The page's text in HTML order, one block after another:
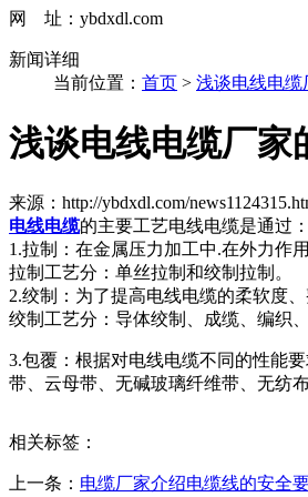
网 址：ybdxdl.com
新闻详细
当前位置： 首页 > 浅谈电线电缆
浅谈电线电缆厂家
来源：http://ybdxdl.com/
电线电缆的主要工艺电线电缆是通过
1.拉制：在金属压力加工中.在外力作
拉制工艺分：单丝拉制和绞制拉制。
2.绞制：为了提高电线电缆的柔软度
绞制工艺分：导体绞制、成缆、编织
3.包覆：根据对电线电缆不同的性能
带、云母带、无碱玻璃纤维带、无纺
相关标签：
上一条： 电缆厂家介绍电缆线的安全